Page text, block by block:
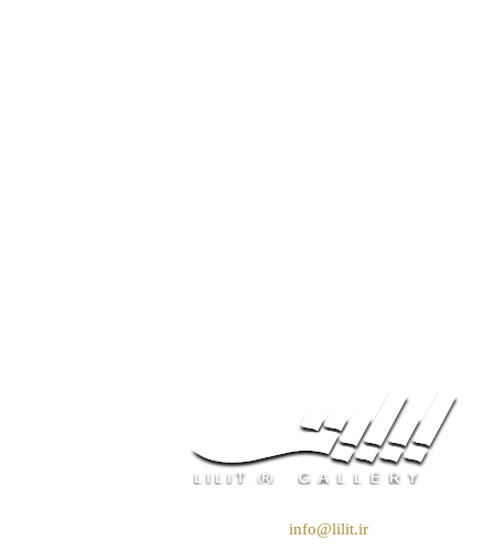
info@lilit.ir